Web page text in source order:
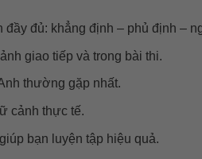
đầy đủ: khẳng định – phủ định –
giao tiếp và trong bài thi.
thường gặp nhất.
cảnh thực tế.
bạn luyện tập hiệu quả.